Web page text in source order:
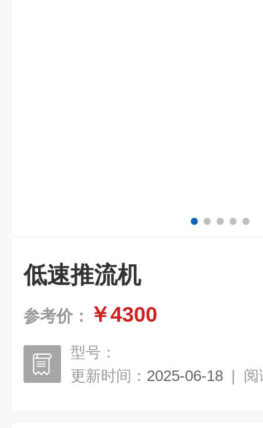
低速推流机
参考价： ￥4300
型号：
更新时间： 2025-06-18 | 阅